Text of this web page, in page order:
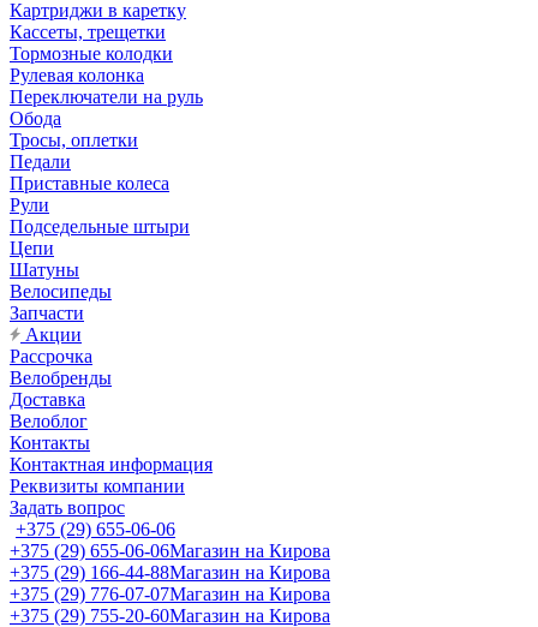
Картриджи в каретку
Кассеты, трещетки
Тормозные колодки
Рулевая колонка
Переключатели на руль
Обода
Тросы, оплетки
Педали
Приставные колеса
Рули
Подседельные штыри
Цепи
Шатуны
Велосипеды
Запчасти
Акции
Рассрочка
Велобренды
Доставка
Велоблог
Контакты
Контактная информация
Реквизиты компании
Задать вопрос
+375 (29) 655-06-06
+375 (29) 655-06-06Магазин на Кирова
+375 (29) 166-44-88Магазин на Кирова
+375 (29) 776-07-07Магазин на Кирова
+375 (29) 755-20-60Магазин на Кирова